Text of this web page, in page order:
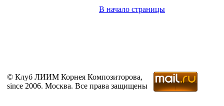
В начало страницы
© Клуб ЛИИМ Корнея Композиторова,
since 2006. Москва. Все права защищены